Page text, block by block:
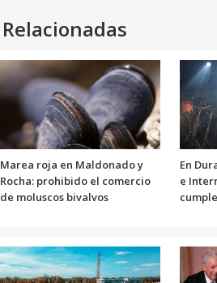
Relacionadas
Marea roja en Maldonado y
Rocha: prohibido el comercio
de moluscos bivalvos
En
e